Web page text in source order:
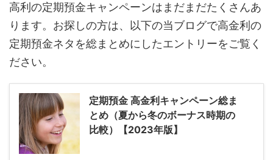
高利の定期預金キャンペーンはまだまだたくさんあ
ります。お探しの方は、以下の当ブログで高金利の
定期預金ネタを総まとめにしたエントリーをご覧く
ださい。
定期預金 高金利キャンペーン総ま
とめ（夏から冬のボーナス時期の
比較）【2023年版】